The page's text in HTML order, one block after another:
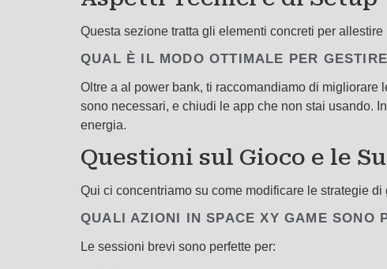
Questa sezione tratta gli elementi concreti per
QUAL È IL MODO OTTIMALE PER
Oltre a al power bank, ti raccomandiamo di
sono necessari, e chiudi le app che non stai usando.
energia.
Questioni sul Gioco e le
Qui ci concentriamo su come modificare le strategie
QUALI AZIONI IN SPACE XY GAME SONO
Le sessioni brevi sono perfette per: